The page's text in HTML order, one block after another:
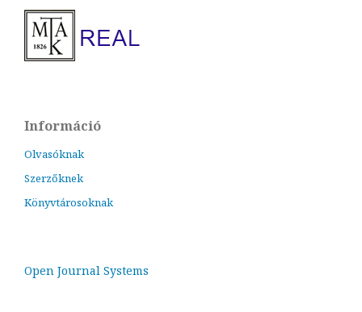
Információ
Olvasóknak
Szerzőknek
Könyvtárosoknak
Open Journal Systems